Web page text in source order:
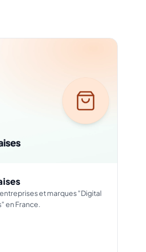
et marques "Digital
en France.